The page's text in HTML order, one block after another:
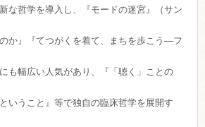
な哲学を導入し、『モードの迷宮』（サン
のか』『てつがくを着て、まちを歩こう―フ
も幅広い人気があり、『「聴く」ことの
いうこと』等で独自の臨床哲学を展開す